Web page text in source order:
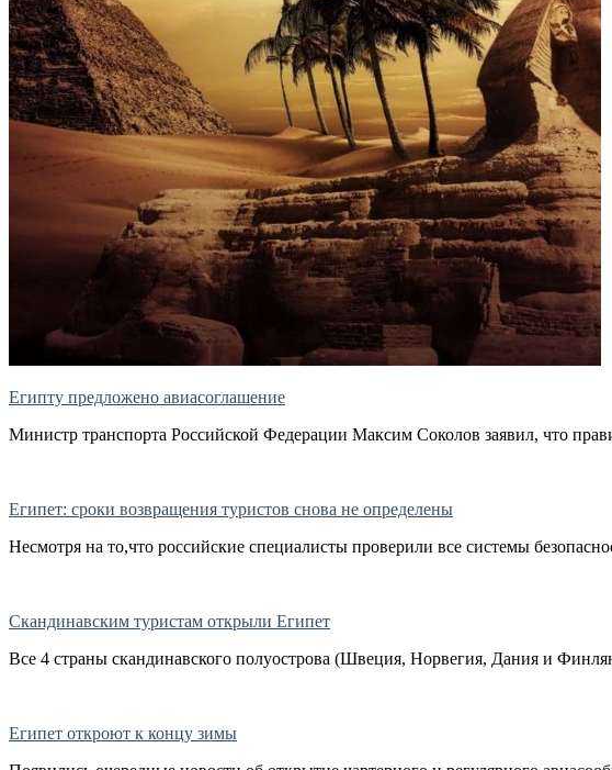
Египту предложено авиасоглашение
Министр транспорта Российской Федерации Максим Соколов заявил, что
Египет: сроки возвращения туристов снова не определены
Несмотря на то,что российские специалисты проверили все системы
Скандинавским туристам открыли Египет
Все 4 страны скандинавского полуострова (Швеция, Норвегия, Дания и
Египет откроют к концу зимы